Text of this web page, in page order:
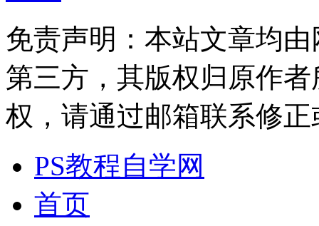
免责声明：本站文章均
第三方，其版权归原作
权，请通过邮箱联系修正
PS教程自学网
首页